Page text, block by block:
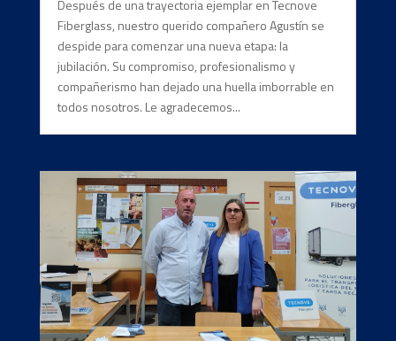
Después de una trayectoria ejemplar en Tecnove
Fiberglass, nuestro querido compañero Agustín se
despide para comenzar una nueva etapa: la
jubilación. Su compromiso, profesionalismo y
compañerismo han dejado una huella imborrable en
todos nosotros. Le agradecemos...